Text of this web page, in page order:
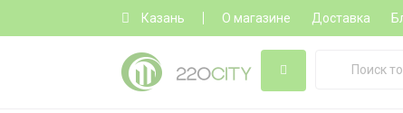
Казань О магазине Доставка